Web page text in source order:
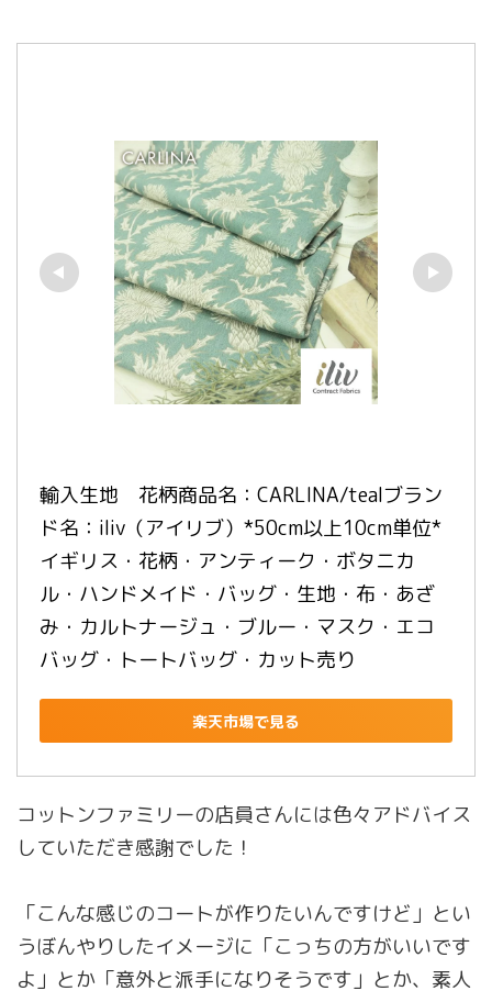
輸入生地　花柄商品名：CARLINA/tealブラン
ド名：iliv（アイリブ）*50cm以上10cm単位*
イギリス・花柄・アンティーク・ボタニカ
ル・ハンドメイド・バッグ・生地・布・あざ
み・カルトナージュ・ブルー・マスク・エコ
バッグ・トートバッグ・カット売り
楽天市場で見る
コットンファミリーの店員さんには色々アドバイス
していただき感謝でした！
「こんな感じのコートが作りたいんですけど」とい
うぼんやりしたイメージに「こっちの方がいいです
よ」とか「意外と派手になりそうです」とか、素人